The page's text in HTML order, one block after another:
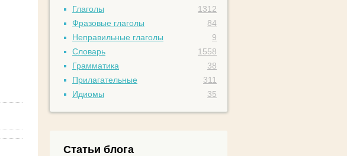
Глаголы
1312
Фразовые глаголы
84
Неправильные глаголы
9
Словарь
1558
Грамматика
38
Прилагательные
311
Идиомы
35
Статьи блога